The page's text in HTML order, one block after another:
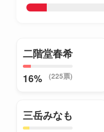
二階堂春希
16% (225票)
三岳みなも